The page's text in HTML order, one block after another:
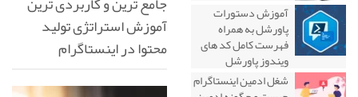
آموزش دستورات
پاورشل به همراه
فهرست کامل کد های
ویندوز پاورشل
شغل ادمین اینستاگرام
آموزش استراتژی تولید
محتوا در اینستاگرام